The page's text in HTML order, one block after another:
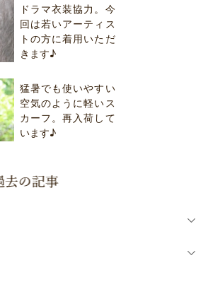
ドラマ衣装協力。今
回は若いアーティス
トの方に着用いただ
きます♪
猛暑でも使いやすい
空気のように軽いス
カーフ。再入荷して
います♪